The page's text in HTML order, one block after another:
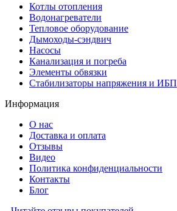
Котлы отопления
Водонагреватели
Тепловое оборудование
Дымоходы-сэндвич
Насосы
Канализация и погреба
Элементы обвязки
Стабилизаторы напряжения и ИБП
Информация
О нас
Доставка и оплата
Отзывы
Видео
Политика конфиденциальности
Контакты
Блог